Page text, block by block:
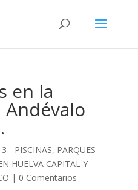
en la
Andévalo
3 - PISCINAS, PARQUES
HUELVA CAPITAL Y
| 0 Comentarios